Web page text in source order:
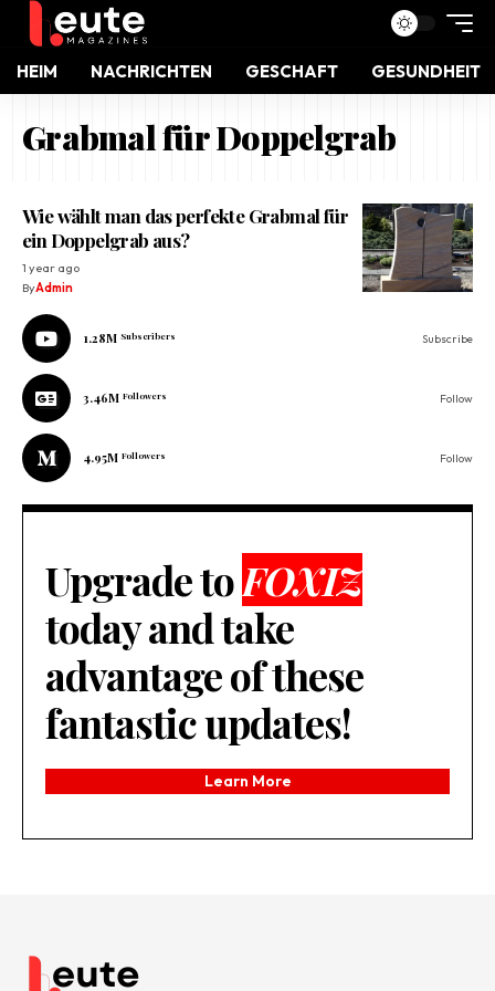
HEIM NACHRICHTEN GESCHAFT GESUNDHEIT
Grabmal für Doppelgrab
Wie wählt man das perfekte Grabmal für
ein Doppelgrab aus?
1 year ago
ByAdmin
1.28M Subscribers Subscribe
3.46M Followers Follow
4.95M Followers Follow
Upgrade toFOXIZ
today and take
advantage of these
fantastic updates!
Learn More